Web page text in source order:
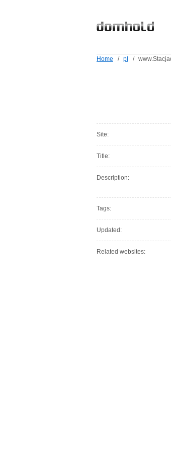
Home / pl /
Site:
Title:
Description:
Tags:
Updated:
Related websites: